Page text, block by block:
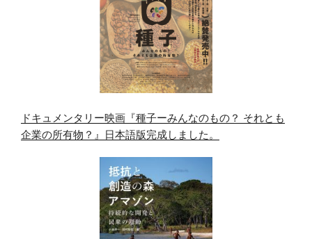
ドキュメンタリー映画『種子ーみんなのもの？ それとも
企業の所有物？』日本語版完成しました。